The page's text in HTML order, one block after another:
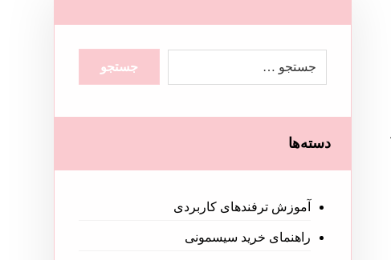
دسته‌ها
آموزش ترفندهای کاربردی
راهنمای خرید سیسمونی